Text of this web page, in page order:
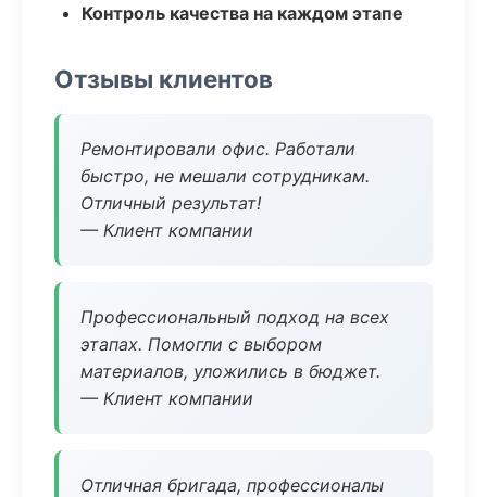
Контроль качества на каждом этапе
Отзывы клиентов
Ремонтировали офис. Работали
быстро, не мешали сотрудникам.
Отличный результат!
— Клиент компании
Профессиональный подход на всех
этапах. Помогли с выбором
материалов, уложились в бюджет.
— Клиент компании
Отличная бригада, профессионалы